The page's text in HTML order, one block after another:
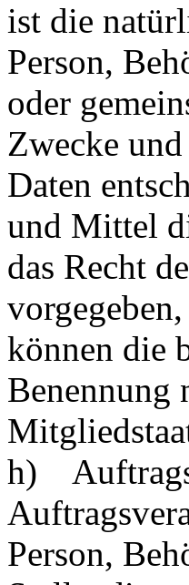
ist die
Person,
oder
Zwecke
Daten
und Mittel
das Recht
können die
Benennung
h)
Person,